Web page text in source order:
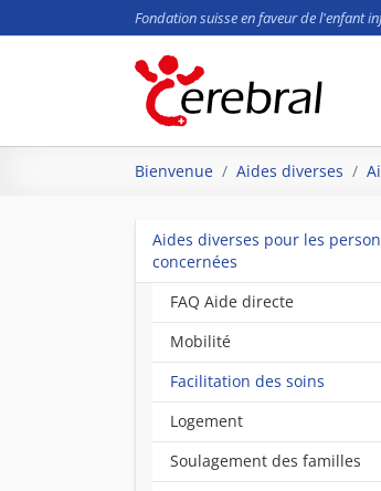
Fondation suisse en faveur de l'enfant
Bienvenue Aides diverses
Aides diverses pour les
concernées
FAQ Aide directe
Mobilité
Facilitation des soins
Logement
Soulagement des familles